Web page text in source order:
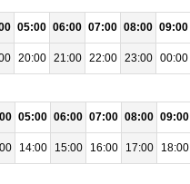
05:00 06:00 07:00 08:00 09:00
20:00 21:00 22:00 23:00 00:00
05:00 06:00 07:00 08:00 09:00
14:00 15:00 16:00 17:00 18:00